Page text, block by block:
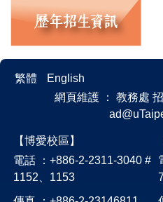
繁體
English
網頁維護 ： 教務處
【博愛校區】
電話 ：+886-2-2311-3040 #
1152、1153